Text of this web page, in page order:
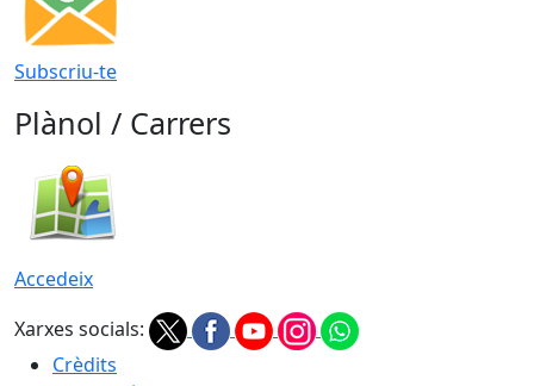
Subscriu-te
Plànol / Carrers
Accedeix
Xarxes socials:
Crèdits